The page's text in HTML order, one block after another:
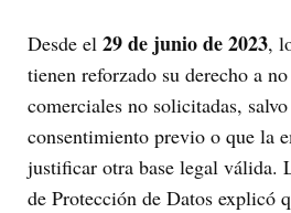
Desde el 29 de junio de 2023,
tienen reforzado su derecho a
comerciales no solicitadas,
consentimiento previo o que la
justificar otra base legal válida.
de Protección de Datos explicó